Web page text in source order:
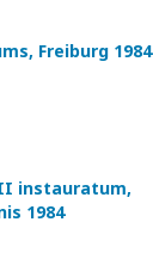
Freiburg 1984
II instauratum,
1984